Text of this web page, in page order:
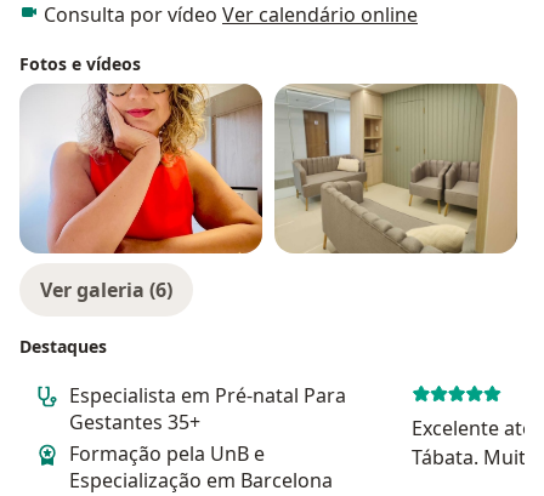
Consulta por vídeo Ver calendário online
Fotos e vídeos
Ver galeria (6)
Destaques
Especialista em Pré-natal Para
Gestantes 35+
Formação pela UnB e
Especialização em Barcelona
Excelente
Tábata. Muito